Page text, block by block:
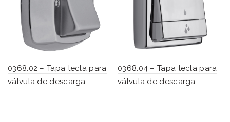
0368.02 – Tapa tecla para
válvula de descarga
0368.04 – Tapa tecla para
válvula de descarga